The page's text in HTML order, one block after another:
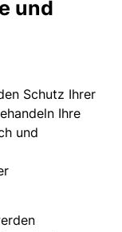
und
Schutz Ihrer
Ihre
und